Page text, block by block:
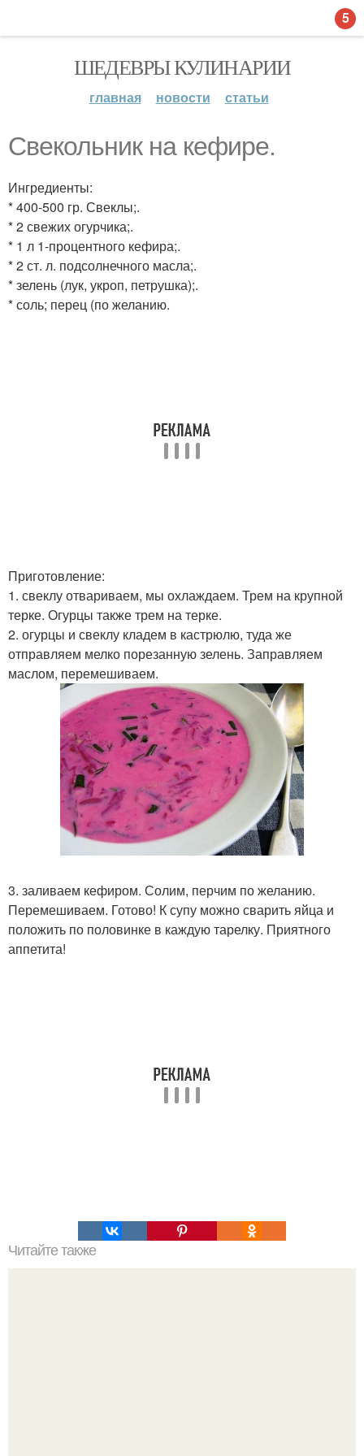
ШЕДЕВРЫ КУЛИНАРИИ
главная новости статьи
Свекольник на кефире.
Ингредиенты:
* 400-500 гр. Свеклы;.
* 2 свежих огурчика;.
* 1 л 1-процентного кефира;.
* 2 ст. л. подсолнечного масла;.
* зелень (лук, укроп, петрушка);.
* соль; перец (по желанию.
Приготовление:
1. свеклу отвариваем, мы охлаждаем. Трем на крупной
терке. Огурцы также трем на терке.
2. огурцы и свеклу кладем в кастрюлю, туда же
отправляем мелко порезанную зелень. Заправляем
маслом, перемешиваем.
3. заливаем кефиром. Солим, перчим по желанию.
Перемешиваем. Готово! К супу можно сварить яйца и
положить по половинке в каждую тарелку. Приятного
аппетита!
Читайте также
5